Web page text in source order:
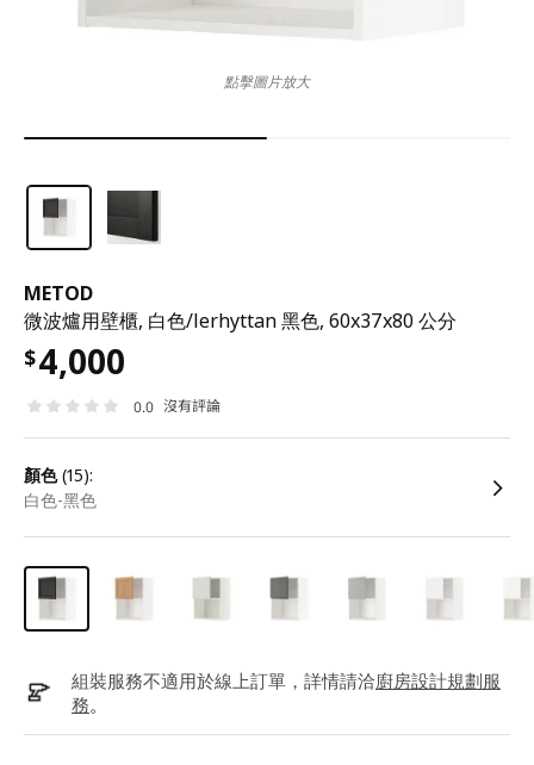
METOD
微波爐用壁櫃, 白色/lerhyttan 黑色, 60x37x80 公分
$4,000
0.0 沒有評論
顏色(15):
白色-黑色
組裝服務不適用於線上訂單，詳情請洽廚房設計規劃服
務。
點擊圖片放大